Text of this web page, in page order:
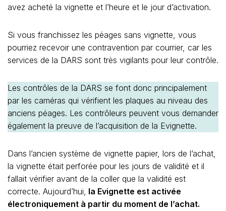
avez acheté la vignette et l’heure et le jour d’activation.
Si vous franchissez les péages sans vignette, vous
pourriez recevoir une contravention par courrier, car les
services de la DARS sont très vigilants pour leur contrôle.
Les contrôles de la DARS se font donc principalement
par les caméras qui vérifient les plaques au niveau des
anciens péages. Les contrôleurs peuvent vous demander
également la preuve de l’acquisition de la Evignette.
Dans l’ancien système de vignette papier, lors de l’achat,
la vignette était perforée pour les jours de validité et il
fallait vérifier avant de la coller que la validité est
correcte. Aujourd’hui, la Evignette est activée
électroniquement à partir du moment de l’achat.